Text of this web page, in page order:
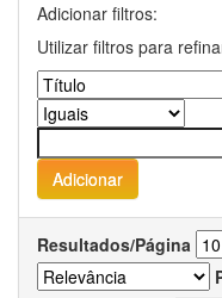
Adicionar filtros:
Utilizar filtros para
Resultados/Página